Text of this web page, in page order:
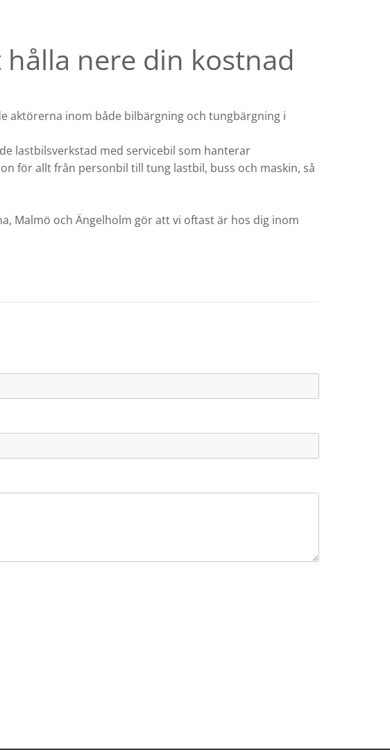
nere din kostnad
aktörerna inom både bilbärgning och tungbärgning i
lastbilsverkstad med servicebil som hanterar
för allt från personbil till tung lastbil, buss och maskin, så
Malmö och Ängelholm gör att vi oftast är hos dig inom